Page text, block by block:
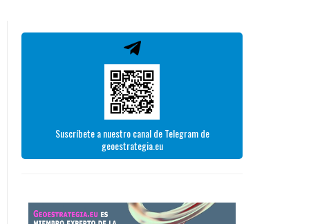
Suscríbete a nuestro canal de Telegram de
geoestrategia.eu